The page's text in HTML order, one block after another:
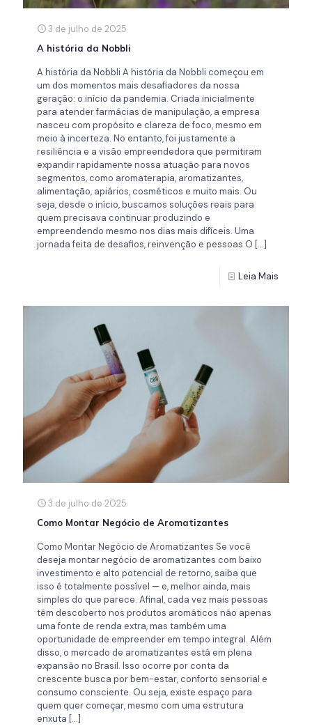
3 de julho de 2025
A história da Nobbli
A história da Nobbli A história da Nobbli começou em
um dos momentos mais desafiadores da nossa
geração: o início da pandemia. Criada inicialmente
para atender farmácias de manipulação, a empresa
nasceu com propósito e clareza de foco, mesmo em
meio à incerteza. No entanto, foi justamente a
resiliência e a visão empreendedora que permitiram
expandir rapidamente nossa atuação para novos
segmentos, como aromaterapia, aromatizantes,
alimentação, apiários, cosméticos e muito mais. Ou
seja, desde o início, buscamos soluções reais para
quem precisava continuar produzindo e
empreendendo mesmo nos dias mais difíceis. Uma
jornada feita de desafios, reinvenção e pessoas O […]
Leia Mais
3 de julho de 2025
Como Montar Negócio de Aromatizantes
Como Montar Negócio de Aromatizantes Se você
deseja montar negócio de aromatizantes com baixo
investimento e alto potencial de retorno, saiba que
isso é totalmente possível — e, melhor ainda, mais
simples do que parece. Afinal, cada vez mais pessoas
têm descoberto nos produtos aromáticos não apenas
uma fonte de renda extra, mas também uma
oportunidade de empreender em tempo integral. Além
disso, o mercado de aromatizantes está em plena
expansão no Brasil. Isso ocorre por conta da
crescente busca por bem-estar, conforto sensorial e
consumo consciente. Ou seja, existe espaço para
quem quer começar, mesmo com uma estrutura
enxuta […]